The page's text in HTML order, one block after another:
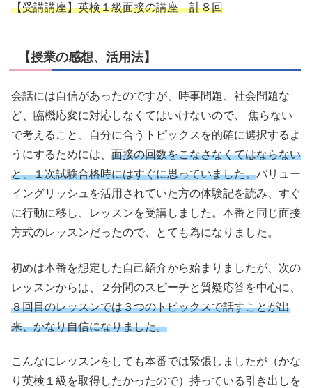
【受講講座】英検１級面接の講座 計８回
【授業の感想、活用法】
会話には自信があったのですが、時事問題、社会問題な
ど、臨機応変に対応しなくてはいけないので、 焦らない
で考えること、自分に合うトピックスを的確に選択するよ
うにするためには、 面接の回数をこなさなくてはならない
と、１次試験合格時にはすぐに思っていました。バリュー
イングリッシュを活用されていた方の体験記を読み、すぐ
に行動に移し、レッスンを受講しました。本番と同じ面接
方式のレッスンだったので、とても為になりました。
初めは本番を想定した自己紹介から始まりましたが、次の
レッスンからは、２分間のスピーチと質疑応答を中心に、
８回目のレッスンでは３つのトピックスで話すことが出
来、かなり自信になりました。
こんなにレッスンをしても本番では緊張しましたが（かな
り英検１級を取得したかったので）持っている引き出しを